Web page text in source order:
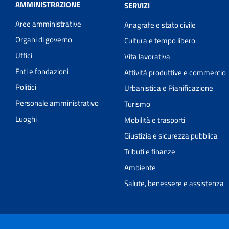
AMMINISTRAZIONE
Aree amministrative
Organi di governo
Uffici
Enti e fondazioni
Politici
Personale amministrativo
Luoghi
SERVIZI
Anagrafe e stato civile
Cultura e tempo libero
Vita lavorativa
Attività produttive e commercio
Urbanistica e Pianificazione
Turismo
Mobilità e trasporti
Giustizia e sicurezza pubblica
Tributi e finanze
Ambiente
Salute, benessere e assistenza